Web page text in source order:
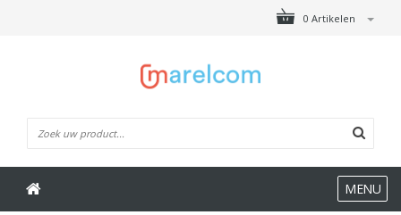
0 Artikelen
MENU